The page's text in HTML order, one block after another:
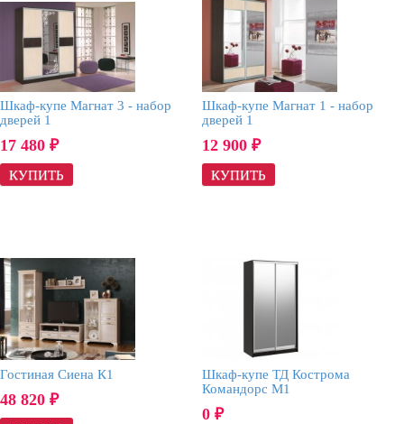
Шкаф-купе Магнат 3 - набор
дверей 1
17 480 ₽
Шкаф-купе Магнат 1 - набор
дверей 1
12 900 ₽
Гостиная Сиена К1
48 820 ₽
Шкаф-купе ТД Кострома
Командорс М1
0 ₽